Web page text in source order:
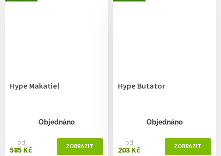
Hype Makatiel
Objednáno
od
585 Kč
Hype Butator
Objednáno
od
203 Kč